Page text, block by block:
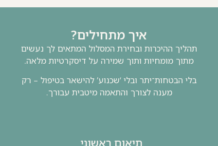
איך מתחילים?
תהליך ההיכרות ובחירת המסלול המתאים לך נעשים
מתוך מומחיות ותוך שמירה על דיסקרטיות מלאה.
בלי הבטחות־יתר ובלי ‘שכנוע’ להישאר בטיפול – רק
מענה לצורך והתאמה מיטבית עבורך.
תיאום ראשוני